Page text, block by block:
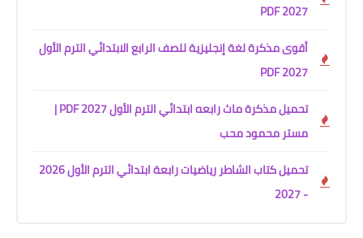
2027 PDF
أقوى مذكرة لغة إنجليزية للصف الرابع الابتدائي الترم الأول
2027 PDF
تحميل مذكرة ماث رابعه ابتدائي الترم الأول 2027 PDF |
مستر محمود محب
تحميل كتاب الشاطر رياضيات رابعة ابتدائي الترم الأول 2026
- 2027